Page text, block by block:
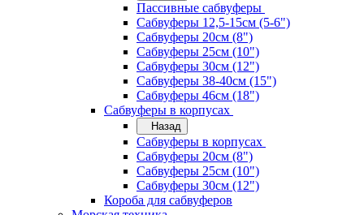
Пассивные сабвуферы
Сабвуферы 12,5-15см (5-6")
Сабвуферы 20см (8")
Сабвуферы 25см (10")
Сабвуферы 30см (12")
Сабвуферы 38-40см (15")
Сабвуферы 46см (18")
Сабвуферы в корпусах
Назад
Сабвуферы в корпусах
Сабвуферы 20см (8")
Сабвуферы 25см (10")
Сабвуферы 30см (12")
Короба для сабвуферов